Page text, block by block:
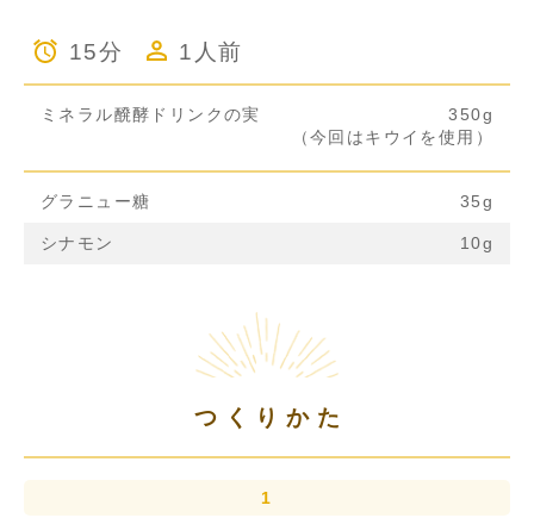
15分 1人前
ミネラル醗酵ドリンクの実
350g
（今回はキウイを使用）
グラニュー糖 35g
シナモン 10g
つくりかた